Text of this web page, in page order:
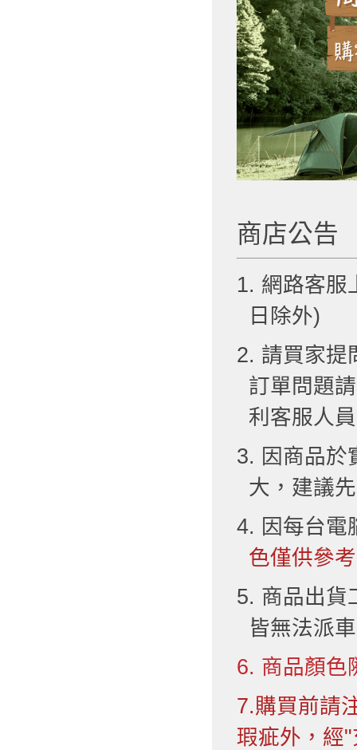
商店公告
1. 網路客服
日除外)
2. 請買家提
訂單問題
利客服人
3. 因商品於
大，建議
4. 因每台電
色僅供參
5. 商品出貨
皆無法派
6. 商品顏色
7.購買前請
瑕疵外，經